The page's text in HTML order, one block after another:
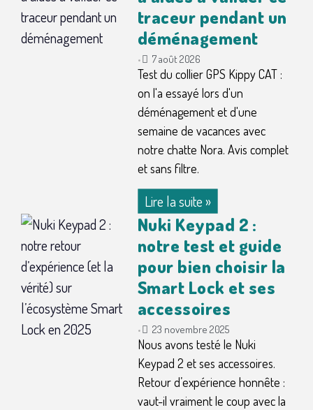
traceur pendant un
déménagement
• 7 août 2026
Test du collier GPS Kippy CAT :
on l'a essayé lors d'un
déménagement et d'une
semaine de vacances avec
notre chatte Nora. Avis complet
et sans filtre.
Lire la suite »
Nuki Keypad 2 :
notre test et guide
pour bien choisir la
Smart Lock et ses
accessoires
• 23 novembre 2025
Nous avons testé le Nuki
Keypad 2 et ses accessoires.
Retour d’expérience honnête :
vaut-il vraiment le coup avec la